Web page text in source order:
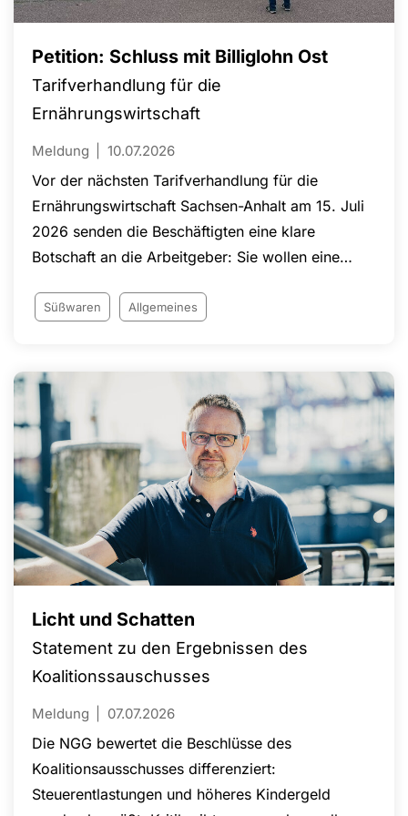
Petition: Schluss mit Billiglohn Ost
Tarifverhandlung für die
Ernährungswirtschaft
Meldung 10.07.2026
Vor der nächsten Tarifverhandlung für die
Ernährungswirtschaft Sachsen-Anhalt am 15. Juli
2026 senden die Beschäftigten eine klare
Botschaft an die Arbeitgeber: Sie wollen eine
verbindliche Perspektive für die Angleichung der
Süßwaren Allgemeines
Licht und Schatten
Statement zu den Ergebnissen des
Koalitionssauschusses
Meldung 07.07.2026
Die NGG bewertet die Beschlüsse des
Koalitionsausschusses differenziert:
Steuerentlastungen und höheres Kindergeld